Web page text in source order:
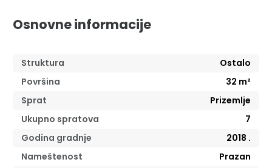
Osnovne informacije
Struktura
Ostalo
Površina
32 m²
Sprat
Prizemlje
Ukupno spratova
7
Godina gradnje
2018 .
Nameštenost
Prazan